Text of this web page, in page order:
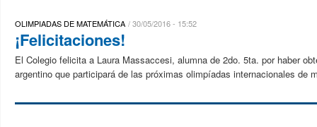
OLIMPIADAS DE MATEMÁTICA 30/05/2016 - 15:52
¡Felicitaciones!
El Colegio felicita a Laura Massaccesi, alumna de 2do. 5ta. por haber
argentino que participará de las próximas olimpíadas internacionales de